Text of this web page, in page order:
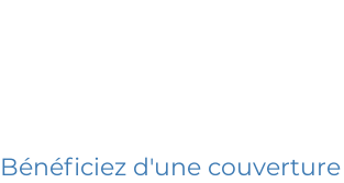
Bénéficiez d'une